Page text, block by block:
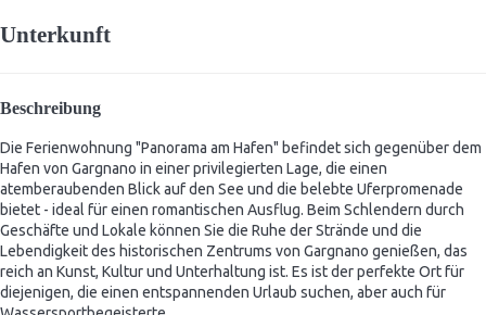
Unterkunft
Beschreibung
Die Ferienwohnung "Panorama am Hafen" befindet sich gegenüber dem
Hafen von Gargnano in einer privilegierten Lage, die einen
atemberaubenden Blick auf den See und die belebte Uferpromenade
bietet - ideal für einen romantischen Ausflug. Beim Schlendern durch
Geschäfte und Lokale können Sie die Ruhe der Strände und die
Lebendigkeit des historischen Zentrums von Gargnano genießen, das
reich an Kunst, Kultur und Unterhaltung ist. Es ist der perfekte Ort für
diejenigen, die einen entspannenden Urlaub suchen, aber auch für